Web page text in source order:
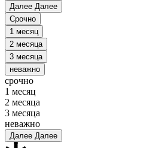
Далее Далее
Срочно
1 месяц
2 месяца
3 месяца
неважно
срочно
1 месяц
2 месяца
3 месяца
неважно
Далее Далее